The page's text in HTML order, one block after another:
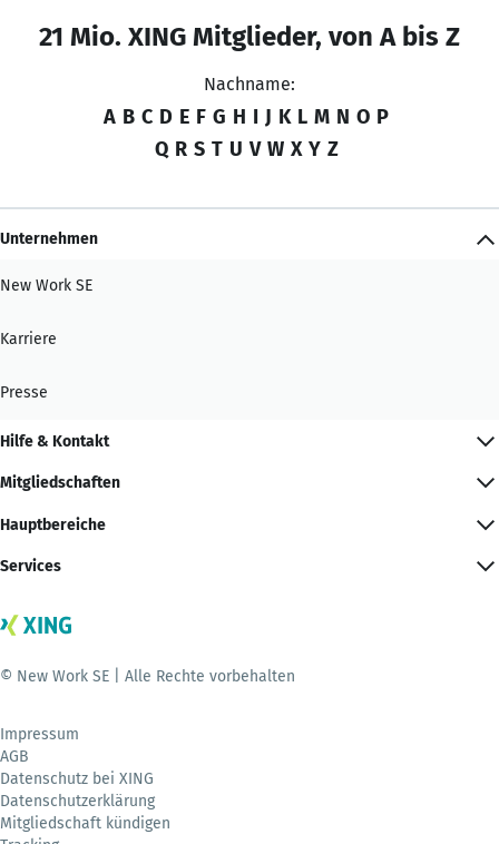
21 Mio. XING Mitglieder, von A bis Z
Nachname:
A B C D E F G H I J K L M N O P
Q R S T U V W X Y Z
Unternehmen
New Work SE
Karriere
Presse
Hilfe & Kontakt
Mitgliedschaften
Hauptbereiche
Services
© New Work SE | Alle Rechte vorbehalten
Impressum
AGB
Datenschutz bei XING
Datenschutzerklärung
Mitgliedschaft kündigen